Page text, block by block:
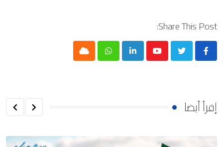
Share This Post:
Youtube
LinkedIn
Whatsapp
Cloud
إقرأ أيضا